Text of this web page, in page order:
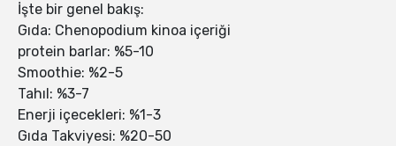
İşte bir genel bakış:
Gıda: Chenopodium kinoa içeriği
protein barlar: %5-10
Smoothie: %2-5
Tahıl: %3-7
Enerji içecekleri: %1-3
Gıda Takviyesi: %20-50